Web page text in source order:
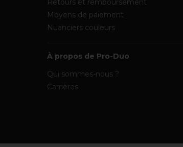
Retours et remboursement
Moyens de paiement
Nuanciers couleurs
À propos de Pro-Duo
Qui sommes-nous ?
Carrières